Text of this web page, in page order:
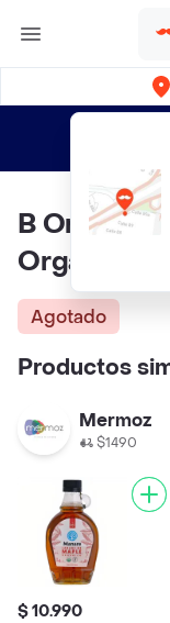
B Organics
Orgánico
Agotado
Productos
Mermoz
$1490
$ 10.990